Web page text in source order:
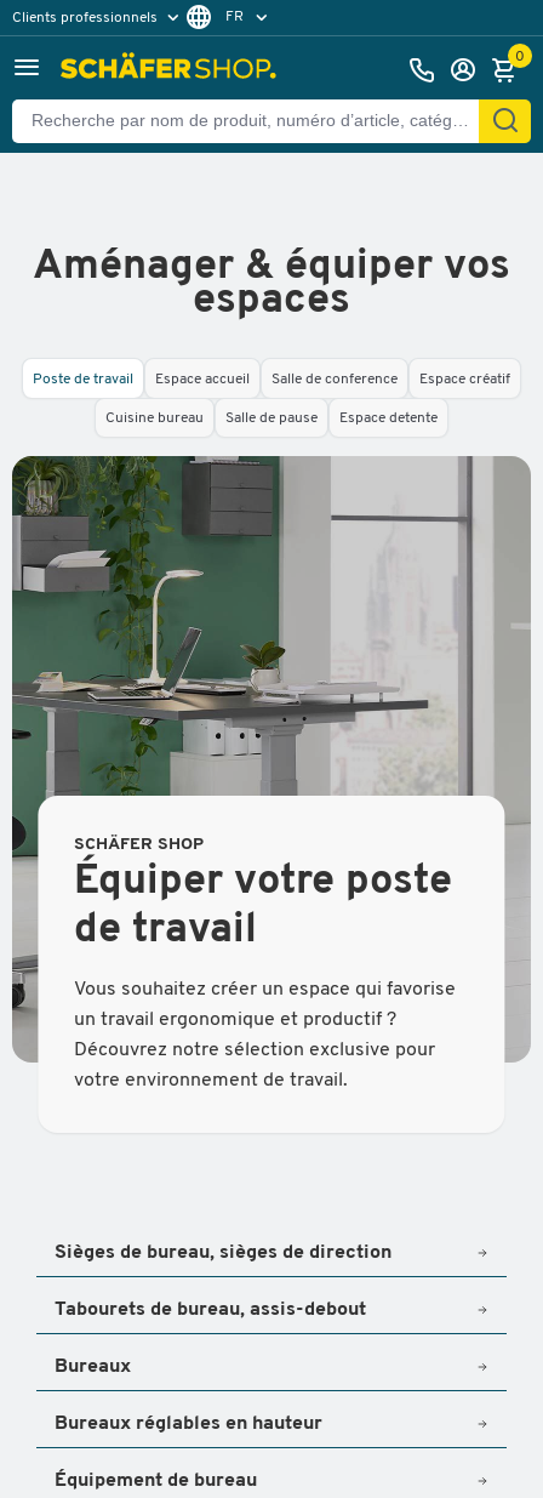
Clients professionnels
Clients particuliers
FR
0
Aménager & équiper vos
espaces
Poste de travail Espace accueil Salle de conference Espace créatif
Cuisine bureau Salle de pause Espace detente
SCHÄFER SHOP
Équiper votre poste
de travail
Vous souhaitez créer un espace qui favorise
un travail ergonomique et productif ?
Découvrez notre sélection exclusive pour
votre environnement de travail.
Sièges de bureau, sièges de direction
Tabourets de bureau, assis-debout
Bureaux
Bureaux réglables en hauteur
Équipement de bureau